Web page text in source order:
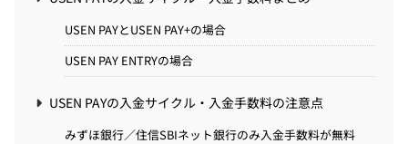
USEN PAYとUSEN PAY+の場合
USEN PAY ENTRYの場合
USEN PAYの入金サイクル・入金手数料の注意点
みずほ銀行／住信SBIネット銀行のみ入金手数料が無料